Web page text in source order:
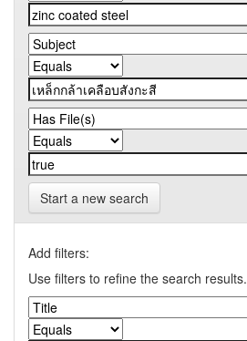
Start a new search
Add filters:
Use filters to refine the search results.